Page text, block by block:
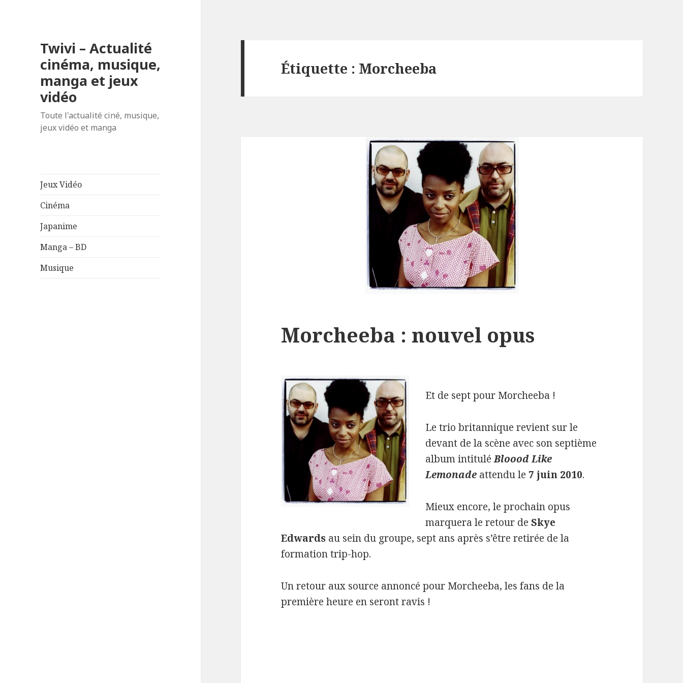
Twivi – Actualité
cinéma, musique,
manga et jeux
vidéo
Toute l'actualité ciné, musique,
jeux vidéo et manga
Jeux Vidéo
Cinéma
Japanime
Manga – BD
Musique
Étiquette : Morcheeba
Morcheeba : nouvel opus
Et de sept pour Morcheeba !
Le trio britannique revient sur le
devant de la scène avec son septième
album intituléBloood Like
Lemonade attendu le 7 juin 2010.
Mieux encore, le prochain opus
marquera le retour deSkye
Edwards au sein du groupe, sept ans après s’être retirée de la
formation trip-hop.
Un retour aux source annoncé pour Morcheeba, les fans de la
première heure en seront ravis !